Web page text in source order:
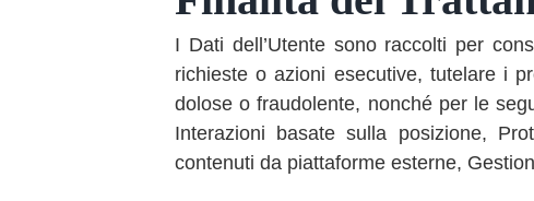
I Dati dell’Utente sono raccolti per
richieste o azioni esecutive, tutelare i
dolose o fraudolente, nonché per le
Interazioni basate sulla posizione,
contenuti da piattaforme esterne,